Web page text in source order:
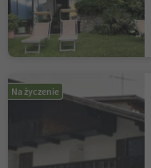
Na życzenie